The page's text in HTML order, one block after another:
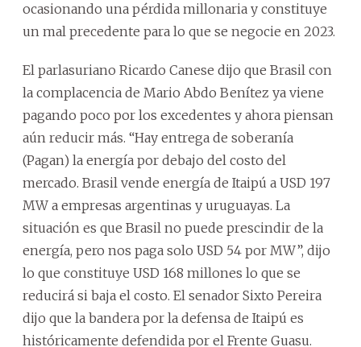
ocasionando una pérdida millonaria y constituye
un mal precedente para lo que se negocie en 2023.
El parlasuriano Ricardo Canese dijo que Brasil con
la complacencia de Mario Abdo Benítez ya viene
pagando poco por los excedentes y ahora piensan
aún reducir más. “Hay entrega de soberanía
(Pagan) la energía por debajo del costo del
mercado. Brasil vende energía de Itaipú a USD 197
MW a empresas argentinas y uruguayas. La
situación es que Brasil no puede prescindir de la
energía, pero nos paga solo USD 54 por MW”, dijo
lo que constituye USD 168 millones lo que se
reducirá si baja el costo. El senador Sixto Pereira
dijo que la bandera por la defensa de Itaipú es
históricamente defendida por el Frente Guasu.